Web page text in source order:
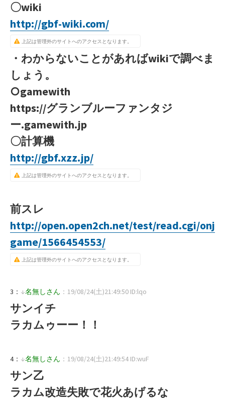
〇wiki
http://gbf-wiki.com/
上記は管理外のサイトへのアクセスとなります。
・わからないことがあればwikiで調べま
しょう。
○gamewith
https://グランブルーファンタジ
ー.gamewith.jp
〇計算機
http://gbf.xzz.jp/
上記は管理外のサイトへのアクセスとなります。
前スレ
http://open.open2ch.net/test/read.cgi/onj
game/1566454553/
上記は管理外のサイトへのアクセスとなります。
3： ↓名無しさん ：19/08/24(土)21:49:50 ID:lqo
サンイチ
ラカムゥーー！！
4： ↓名無しさん ：19/08/24(土)21:49:54 ID:wuF
サン乙
ラカム改造失敗で花火あげるな